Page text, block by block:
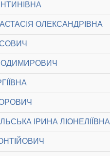
ОЛЕКСАНДРІВНА
ІРИНА ЛІОНЕЛІЇВНА